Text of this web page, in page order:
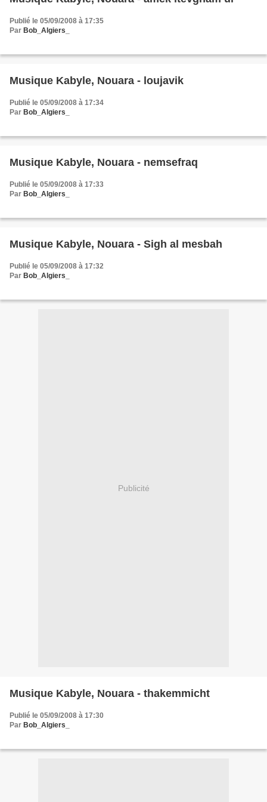
Publié le 05/09/2008 à 17:35
Par Bob_Algiers_
Musique Kabyle, Nouara - loujavik
Publié le 05/09/2008 à 17:34
Par Bob_Algiers_
Musique Kabyle, Nouara - nemsefraq
Publié le 05/09/2008 à 17:33
Par Bob_Algiers_
Musique Kabyle, Nouara - Sigh al mesbah
Publié le 05/09/2008 à 17:32
Par Bob_Algiers_
Publicité
Musique Kabyle, Nouara - thakemmicht
Publié le 05/09/2008 à 17:30
Par Bob_Algiers_